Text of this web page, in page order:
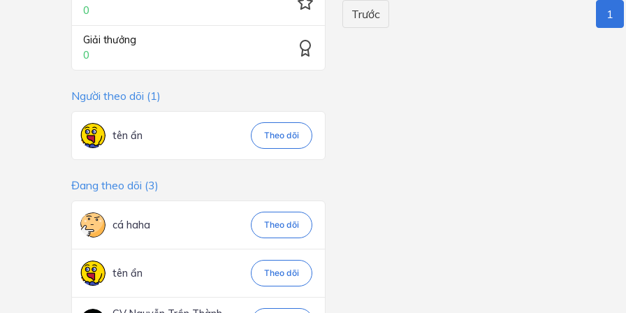
0
Giải thưởng
0
Người theo dõi (1)
tên ẩn Theo dõi
Đang theo dõi (3)
cá haha Theo dõi
tên ẩn Theo dõi
Trước 1